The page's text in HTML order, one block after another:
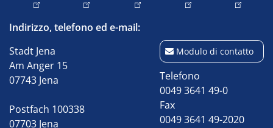
Indirizzo, telefono ed e-mail:
Stadt Jena
Am Anger 15
07743 Jena
Postfach 100338
07703 Jena
Modulo di contatto
Telefono
0049 3641 49-0
Fax
0049 3641 49-2020